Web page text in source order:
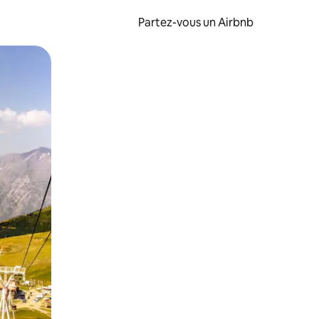
Partez-vous un Airbnb
en les faisant glisser.